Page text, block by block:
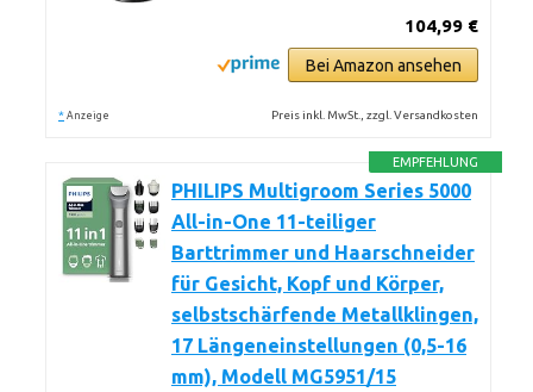
104,99 €
Bei Amazon ansehen
* Anzeige Preis inkl. MwSt., zzgl. Versandkosten
EMPFEHLUNG
PHILIPS Multigroom Series 5000
All-in-One 11-teiliger
Barttrimmer und Haarschneider
für Gesicht, Kopf und Körper,
selbstschärfende Metallklingen,
17 Längeneinstellungen (0,5-16
mm), Modell MG5951/15